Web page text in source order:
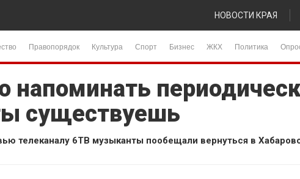
НОВОСТИ КРАЯ
Правопорядок Культура Спорт Бизнес ЖКХ Политика
напоминать
существуешь
телеканалу 6ТВ музыканты пообещали вернуться в